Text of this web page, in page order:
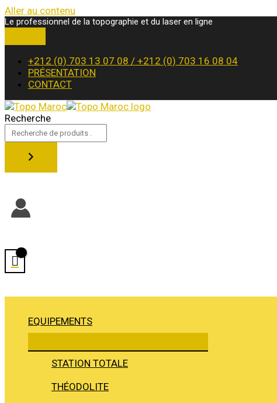
Aller au contenu
Le professionnel de la topographie et du laser en ligne
+212 (0) 703 13 07 08 / +212 (0) 703 16 08 04
PRÉSENTATION
CONTACT
Recherche
EQUIPEMENTS
STATION TOTALE
THÉODOLITE